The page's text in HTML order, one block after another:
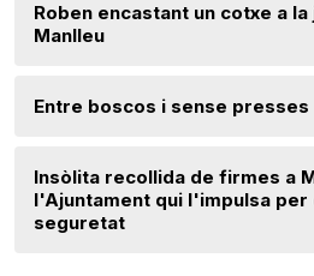
Roben encastant un cotxe a
Manlleu
Entre boscos i sense presses
Insòlita recollida de firmes a
l'Ajuntament qui l'impulsa per
seguretat